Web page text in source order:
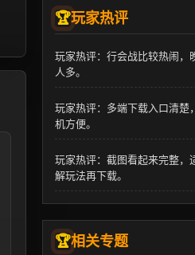
玩家热评
玩家热评：行会战比较热闹，
人多。
玩家热评：多端下载入口清楚
机方便。
玩家热评：截图看起来完整，
解玩法再下载。
相关专题